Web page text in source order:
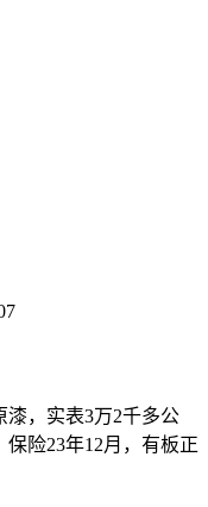
漆，实表3万2千多公
险23年12月，有板正